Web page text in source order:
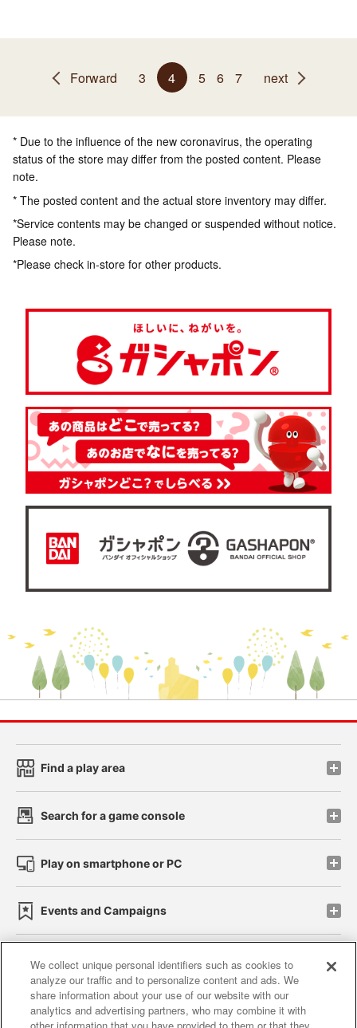
Forward 3 4 5 6 7 next
* Due to the influence of the new coronavirus, the operating
status of the store may differ from the posted content. Please
note.
* The posted content and the actual store inventory may differ.
*Service contents may be changed or suspended without notice.
Please note.
*Please check in-store for other products.
Find a play area
Search for a game console
Play on smartphone or PC
Events and Campaigns
Affiliate Sustainability site policy privacy policy
Web accessibility policy and verification results
We collect unique personal identifiers such as cookies to
analyze our traffic and to personalize content and ads. We
share information about your use of our website with our
analytics and advertising partners, who may combine it with